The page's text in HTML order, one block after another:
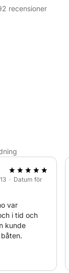
extremt låg
lina
recensioner
· Datum för
var
i tid och
kunde